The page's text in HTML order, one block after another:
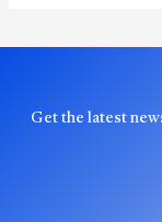
Get the latest